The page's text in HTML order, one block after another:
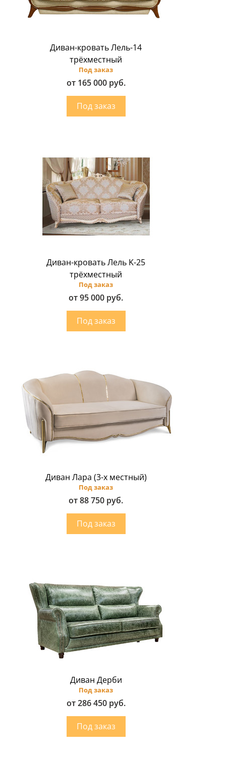
Диван-кровать Лель-14
трёхместный
Под заказ
от 165 000 руб.
Диван-кровать Лель K-25
трёхместный
Под заказ
от 95 000 руб.
Диван Лара (3-х местный)
Под заказ
от 88 750 руб.
Диван Дерби
Под заказ
от 286 450 руб.